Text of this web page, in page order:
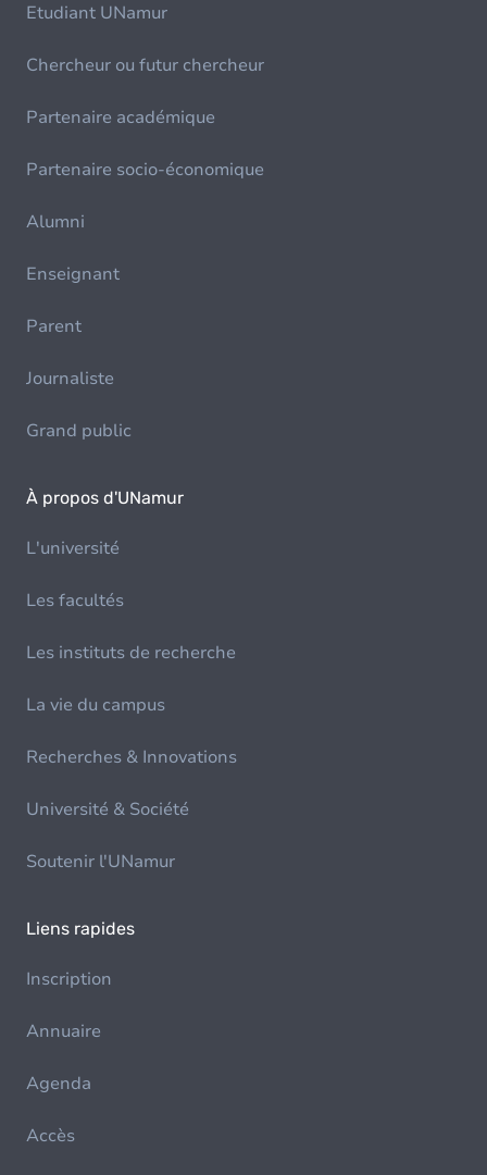
Etudiant UNamur
Chercheur ou futur chercheur
Partenaire académique
Partenaire socio-économique
Alumni
Enseignant
Parent
Journaliste
Grand public
À propos d'UNamur
L'université
Les facultés
Les instituts de recherche
La vie du campus
Recherches & Innovations
Université & Société
Soutenir l'UNamur
Liens rapides
Inscription
Annuaire
Agenda
Accès